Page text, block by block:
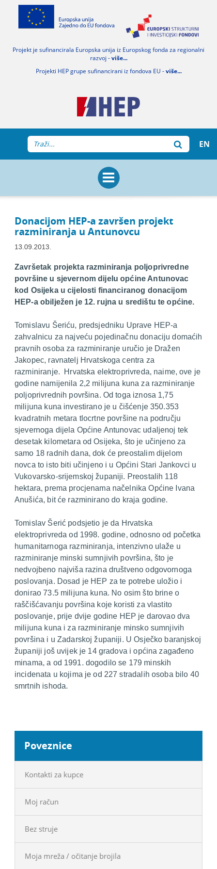
Projekt je sufinancirala Europska unija iz Europskog fonda za regionalni
razvoj -više...
Projekti HEP grupe sufinancirani iz fondova EU -više...
EN
Donacijom HEP-a završen projekt
razminiranja u Antunovcu
13.09.2013.
Završetak projekta razminiranja poljoprivredne
površine u sjevernom dijelu općine Antunovac
kod Osijeka u cijelosti financiranog donacijom
HEP-a obilježen je 12. rujna u središtu te općine.
Tomislavu Šeriću, predsjedniku Uprave HEP-a
zahvalnicu za najveću pojedinačnu donaciju domaćih
pravnih osoba za razminiranje uručio je Dražen
Jakopec, ravnatelj Hrvatskoga centra za
razminiranje. Hrvatska elektroprivreda, naime, ove je
godine namijenila 2,2 milijuna kuna za razminiranje
poljoprivrednih površina. Od toga iznosa 1,75
milijuna kuna investirano je u čišćenje 350.353
kvadratnih metara tlocrtne površine na području
sjevernoga dijela Općine Antunovac udaljenoj tek
desetak kilometara od Osijeka, što je učinjeno za
samo 18 radnih dana, dok će preostalim dijelom
novca to isto biti učinjeno i u Općini Stari Jankovci u
Vukovarsko-srijemskoj županiji. Preostalih 118
hektara, prema procjenama načelnika Općine Ivana
Anušića, bit će razminirano do kraja godine.
Tomislav Šerić podsjetio je da Hrvatska
elektroprivreda od 1998. godine, odnosno od početka
humanitarnoga razminiranja, intenzivno ulaže u
razminiranje minski sumnjivih površina, što je
nedvojbeno najviša razina društveno odgovornoga
poslovanja. Dosad je HEP za te potrebe uložio i
donirao 73.5 milijuna kuna. No osim što brine o
raščišćavanju površina koje koristi za vlastito
poslovanje, prije dvije godine HEP je darovao dva
milijuna kuna i za razminiranje minsko sumnjivih
površina i u Zadarskoj županiji. U Osječko baranjskoj
županiji još uvijek je 14 gradova i općina zagađeno
minama, a od 1991. dogodilo se 179 minskih
incidenata u kojima je od 227 stradalih osoba bilo 40
smrtnih ishoda.
Poveznice
Kontakti za kupce
Moj račun
Bez struje
Moja mreža / očitanje brojila